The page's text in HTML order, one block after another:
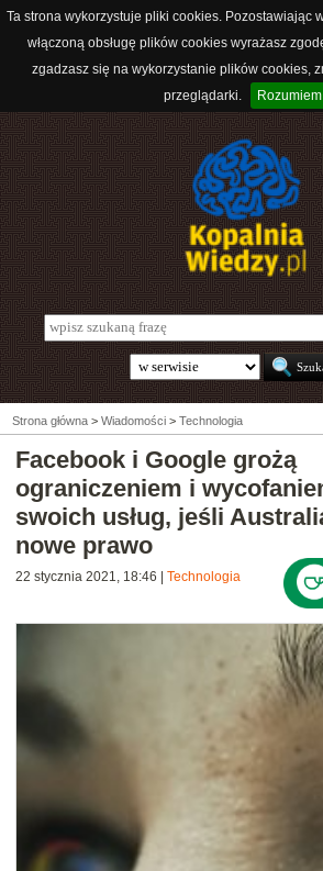
Ta strona wykorzystuje pliki cookies. Pozostawiając
włączoną obsługę plików cookies wyrażasz
zgadzasz się na wykorzystanie plików cookies,
przeglądarki.
Rozumiem
Strona główna > Wiadomości > Technologia
Facebook i Google grożą
ograniczeniem i
swoich usług, jeśli
nowe prawo
22 stycznia 2021, 18:46 Technologia